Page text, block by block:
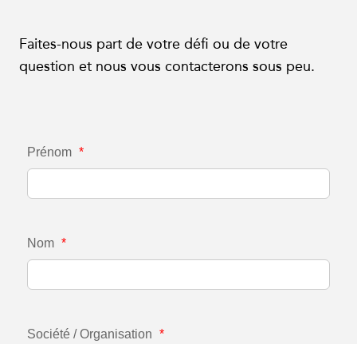
Faites-nous part de votre défi ou de votre
question et nous vous contacterons sous peu.
Prénom *
Nom *
Société / Organisation *